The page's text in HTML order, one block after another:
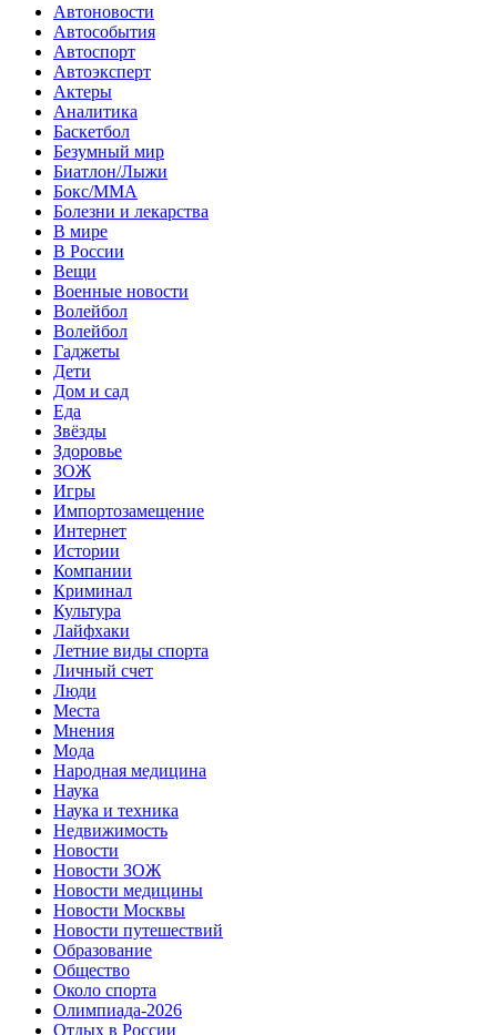
Автоновости
Автособытия
Автоспорт
Автоэксперт
Актеры
Аналитика
Баскетбол
Безумный мир
Биатлон/Лыжи
Бокс/MMA
Болезни и лекарства
В мире
В России
Вещи
Военные новости
Волейбол
Волейбол
Гаджеты
Дети
Дом и сад
Еда
Звёзды
Здоровье
ЗОЖ
Игры
Импортозамещение
Интернет
Истории
Компании
Криминал
Культура
Лайфхаки
Летние виды спорта
Личный счет
Люди
Места
Мнения
Мода
Народная медицина
Наука
Наука и техника
Недвижимость
Новости
Новости ЗОЖ
Новости медицины
Новости Москвы
Новости путешествий
Образование
Общество
Около спорта
Олимпиада-2026
Отдых в России